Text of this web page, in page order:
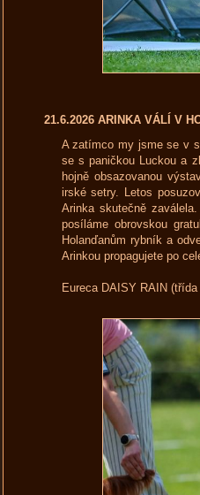
21.6.2026 ARINKA VÁLÍ V
A zatímco my jsme se v
se s paničkou Luckou a
hojně obsazovanou
irské setry. Letos
Arinka skutečně
posíláme obrovskou
Holanďanům rybník a
Arinkou propagujete po
Eureca DAISY RAIN